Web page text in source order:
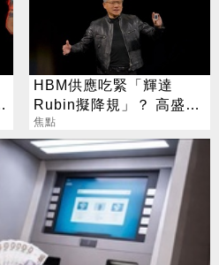
HBM供應吃緊「輝達
Rubin擬降規」？ 高盛反
讚記憶體：牛市才開始
焦點